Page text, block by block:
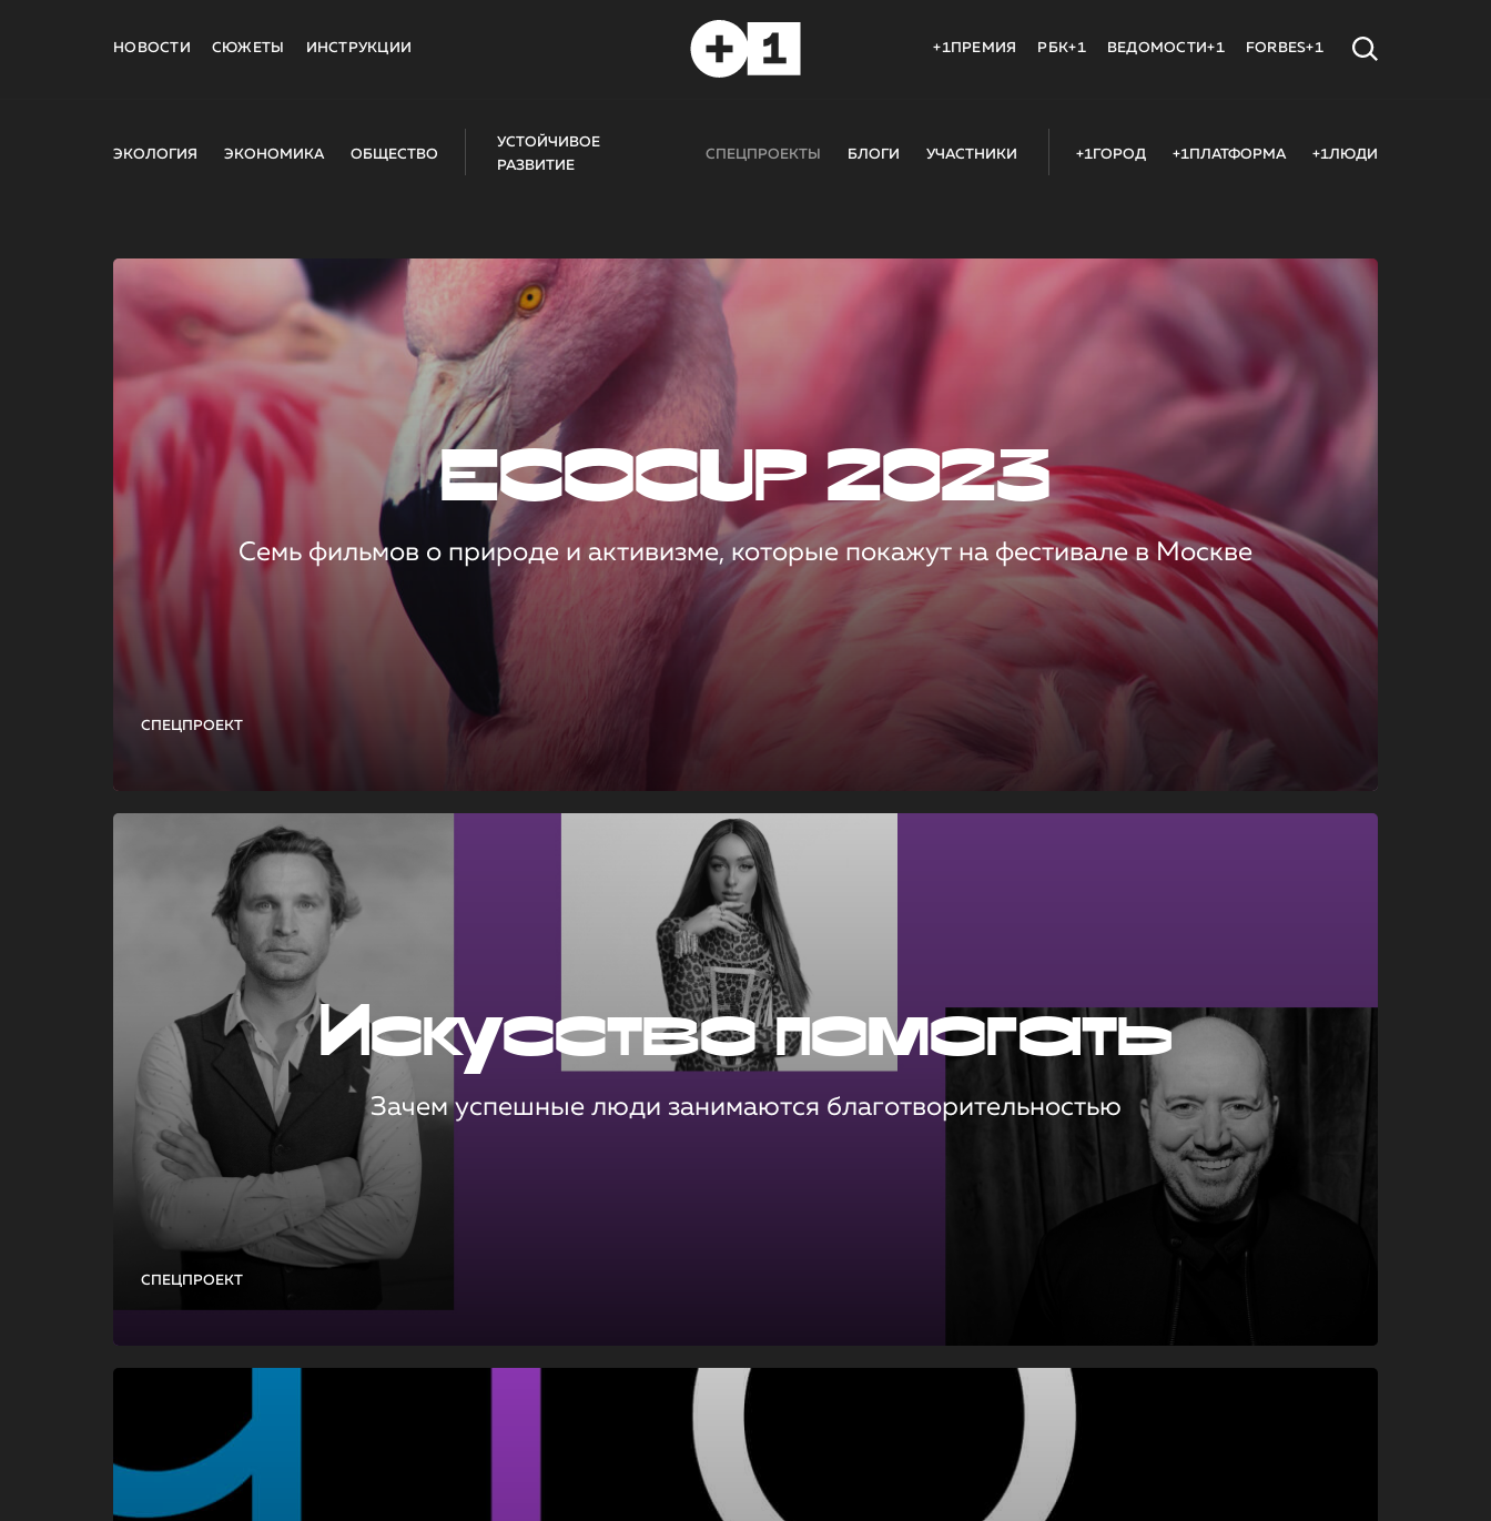
НОВОСТИ СЮЖЕТЫ ИНСТРУКЦИИ +1ПРЕМИЯ РБК+1 ВЕДОМОСТИ+1 FORBES+1
ЭКОЛОГИЯ ЭКОНОМИКА ОБЩЕСТВО
УСТОЙЧИВОЕ
РАЗВИТИЕ
СПЕЦПРОЕКТЫ БЛОГИ УЧАСТНИКИ +1ГОРОД +1ПЛАТФОРМА +1ЛЮДИ
СПЕЦПРОЕКТ
ECOCUP 2023
Семь фильмов о природе и активизме, которые покажут на фестивале в Москве
СПЕЦПРОЕКТ
Искусство помогать
Зачем успешные люди занимаются благотворительностью